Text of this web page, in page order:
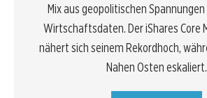
Mix aus geopolitischen
Wirtschaftsdaten. Der iShares Core
nähert sich seinem Rekordhoch,
Nahen Osten eskaliert.